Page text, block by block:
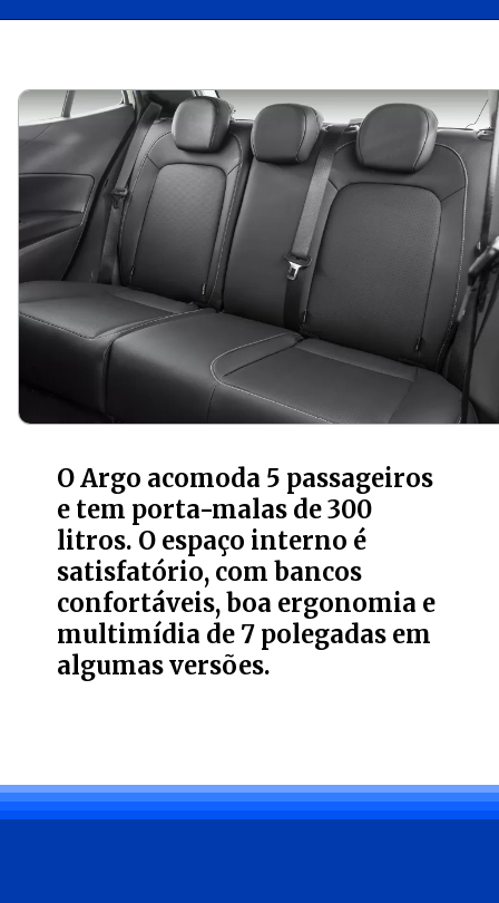
O Argo acomoda 5 passageiros
e tem porta-malas de 300
litros. O espaço interno é
satisfatório, com bancos
confortáveis, boa ergonomia e
multimídia de 7 polegadas em
algumas versões.